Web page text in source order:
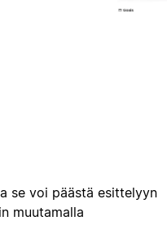
se voi päästä esittelyyn
muutamalla